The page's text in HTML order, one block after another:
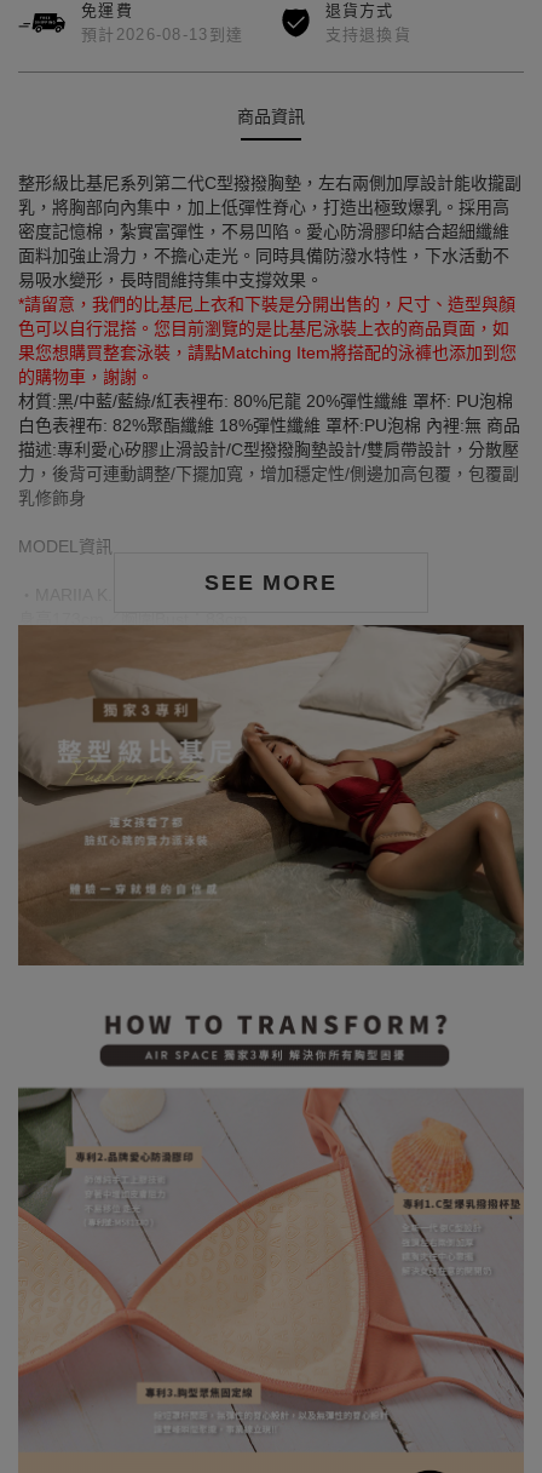
免運費
預計2026-08-13到達
退貨方式
支持退換貨
商品資訊
SEE MORE
整形級比基尼系列第二代C型撥撥胸墊，左右兩側加厚設計能收攏副
乳，將胸部向內集中，加上低彈性脊心，打造出極致爆乳。採用高
密度記憶棉，紮實富彈性，不易凹陷。愛心防滑膠印結合超細纖維
面料加強止滑力，不擔心走光。同時具備防潑水特性，下水活動不
易吸水變形，長時間維持集中支撐效果。
*請留意，我們的比基尼上衣和下裝是分開出售的，尺寸、造型與顏
色可以自行混搭。您目前瀏覽的是比基尼泳裝上衣的商品頁面，如
果您想購買整套泳裝，請點Matching Item將搭配的泳褲也添加到您
的購物車，謝謝。
材質:黑/中藍/藍綠/紅表裡布: 80%尼龍 20%彈性纖維 罩杯: PU泡棉
白色表裡布: 82%聚酯纖維 18%彈性纖維 罩杯:PU泡棉 內裡:無 商品
描述:專利愛心矽膠止滑設計/C型撥撥胸墊設計/雙肩帶設計，分散壓
力，後背可連動調整/下擺加寬，增加穩定性/側邊加高包覆，包覆副
乳修飾身
MODEL資訊
‧試穿報告：模特兒穿著S號